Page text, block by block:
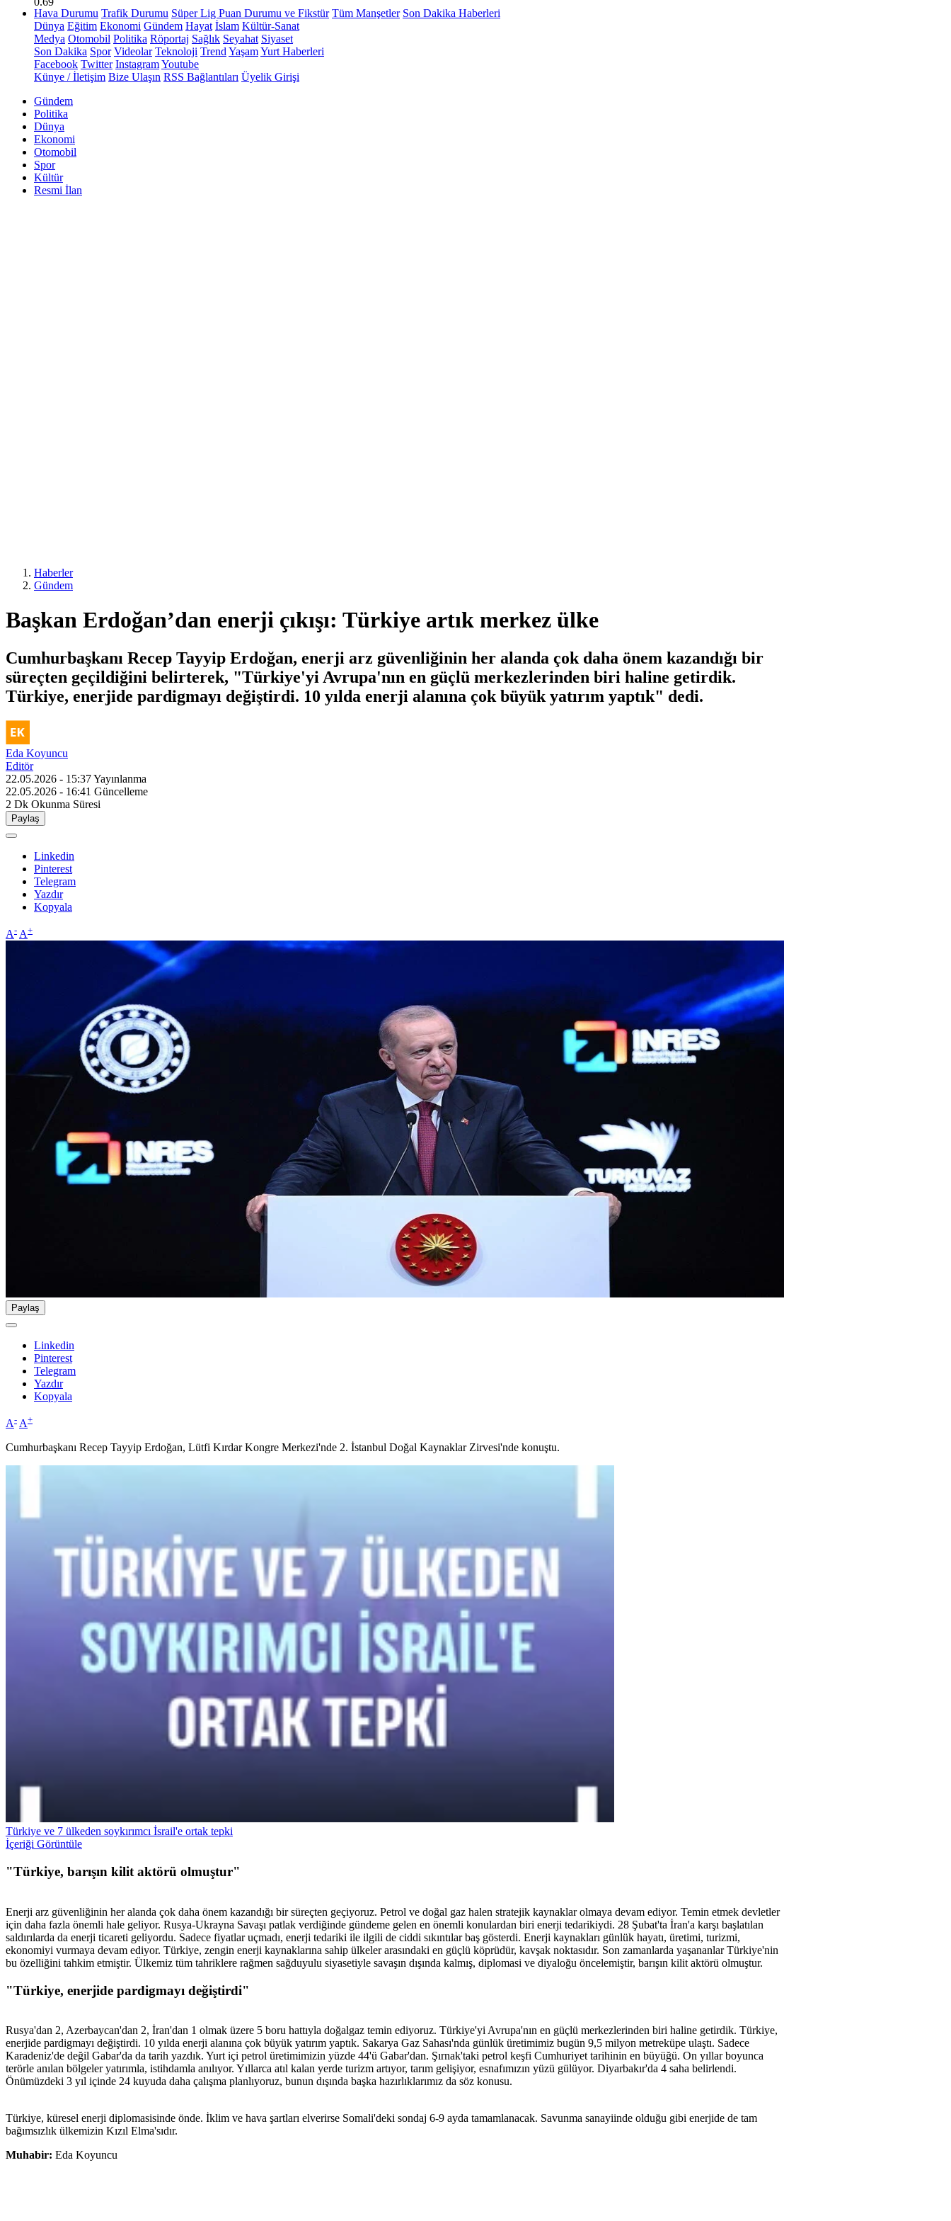
Hava Durumu Trafik Durumu Süper Lig Puan Durumu ve Fikstür Tüm Manşetler Son Dakika Haberleri
Dünya Eğitim Ekonomi Gündem Hayat İslam Kültür-Sanat
Medya Otomobil Politika Röportaj Sağlık Seyahat Siyaset
Son Dakika Spor Videolar Teknoloji Trend YaşamYurt Haberleri
Facebook Twitter InstagramYoutube
Künye / İletişim Bize Ulaşın RSS Bağlantıları Üyelik Girişi
Gündem
Politika
Dünya
Ekonomi
Otomobil
Spor
Kültür
Resmi İlan
Haberler
Gündem
Başkan Erdoğan’dan enerji çıkışı: Türkiye artık merkez ülke
Cumhurbaşkanı Recep Tayyip Erdoğan, enerji arz güvenliğinin her alanda çok daha önem kazandığı bir
süreçten geçildiğini belirterek, "Türkiye'yi Avrupa'nın en güçlü merkezlerinden biri haline getirdik.
Türkiye, enerjide pardigmayı değiştirdi. 10 yılda enerji alanına çok büyük yatırım yaptık" dedi.
Eda Koyuncu
Editör
22.05.2026 - 15:37Yayınlanma
22.05.2026 - 16:41 Güncelleme
2 Dk Okunma Süresi
Paylaş
Linkedin
Pinterest
Telegram
Yazdır
Kopyala
A- A+
Paylaş
Linkedin
Pinterest
Telegram
Yazdır
Kopyala
A- A+
Cumhurbaşkanı Recep Tayyip Erdoğan, Lütfi Kırdar Kongre Merkezi'nde 2. İstanbul Doğal Kaynaklar Zirvesi'nde konuştu.
Türkiye ve 7 ülkeden soykırımcı İsrail'e ortak tepki
İçeriği Görüntüle
"Türkiye, barışın kilit aktörü olmuştur"
Enerji arz güvenliğinin her alanda çok daha önem kazandığı bir süreçten geçiyoruz. Petrol ve doğal gaz halen stratejik kaynaklar olmaya devam ediyor. Temin etmek devletler
için daha fazla önemli hale geliyor. Rusya-Ukrayna Savaşı patlak verdiğinde gündeme gelen en önemli konulardan biri enerji tedarikiydi. 28 Şubat'ta İran'a karşı başlatılan
saldırılarda da enerji ticareti geliyordu. Sadece fiyatlar uçmadı, enerji tedariki ile ilgili de ciddi sıkıntılar baş gösterdi. Enerji kaynakları günlük hayatı, üretimi, turizmi,
ekonomiyi vurmaya devam ediyor. Türkiye, zengin enerji kaynaklarına sahip ülkeler arasındaki en güçlü köprüdür, kavşak noktasıdır. Son zamanlarda yaşananlar Türkiye'nin
bu özelliğini tahkim etmiştir. Ülkemiz tüm tahriklere rağmen sağduyulu siyasetiyle savaşın dışında kalmış, diplomasi ve diyaloğu öncelemiştir, barışın kilit aktörü olmuştur.
"Türkiye, enerjide pardigmayı değiştirdi"
Rusya'dan 2, Azerbaycan'dan 2, İran'dan 1 olmak üzere 5 boru hattıyla doğalgaz temin ediyoruz. Türkiye'yi Avrupa'nın en güçlü merkezlerinden biri haline getirdik. Türkiye,
enerjide pardigmayı değiştirdi. 10 yılda enerji alanına çok büyük yatırım yaptık. Sakarya Gaz Sahası'nda günlük üretimimiz bugün 9,5 milyon metreküpe ulaştı. Sadece
Karadeniz'de değil Gabar'da da tarih yazdık. Yurt içi petrol üretimimizin yüzde 44'ü Gabar'dan. Şırnak'taki petrol keşfi Cumhuriyet tarihinin en büyüğü. On yıllar boyunca
terörle anılan bölgeler yatırımla, istihdamla anılıyor. Yıllarca atıl kalan yerde turizm artıyor, tarım gelişiyor, esnafımızın yüzü gülüyor. Diyarbakır'da 4 saha belirlendi.
Önümüzdeki 3 yıl içinde 24 kuyuda daha çalışma planlıyoruz, bunun dışında başka hazırlıklarımız da söz konusu.
Türkiye, küresel enerji diplomasisinde önde. İklim ve hava şartları elverirse Somali'deki sondaj 6-9 ayda tamamlanacak. Savunma sanayiinde olduğu gibi enerjide de tam
bağımsızlık ülkemizin Kızıl Elma'sıdır.
Muhabir: Eda Koyuncu